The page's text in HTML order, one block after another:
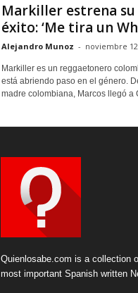
Markiller estrena su
éxito: ‘Me tira un
Alejandro Munoz - noviembre
Markiller es un reggaetonero
está abriendo paso en el género.
madre colombiana, Marcos llegó a
Quienlosabe.com is a collection
most important Spanish written